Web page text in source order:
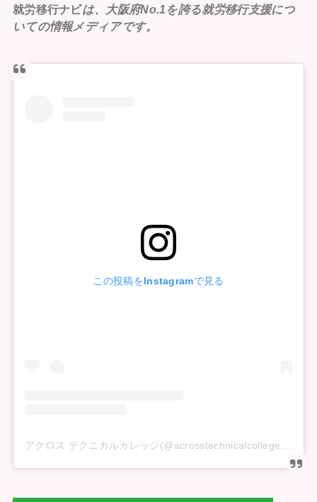
就労移行ナビは、大阪府No.1を誇る就労移行支援につ
いての情報メディアです。
この投稿をInstagramで見る
アクロス テクニカルカレッジ(@acrosstechnicalcollege)がシェアした投稿